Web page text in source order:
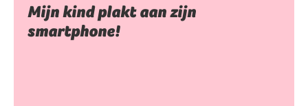
Mijn kind plakt aan zijn
smartphone!